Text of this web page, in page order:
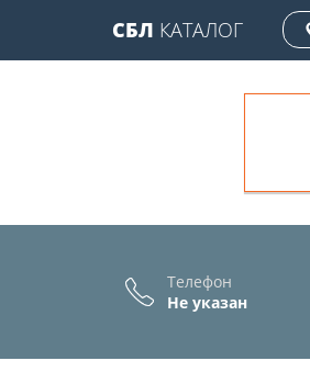
СБЛ КАТАЛОГ
Телефон
Не указан